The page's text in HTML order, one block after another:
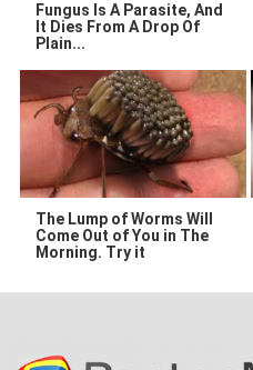
Fungus Is A Parasite, And
It Dies From A Drop Of
Plain...
The Lump of Worms Will
Come Out of You in The
Morning. Try it